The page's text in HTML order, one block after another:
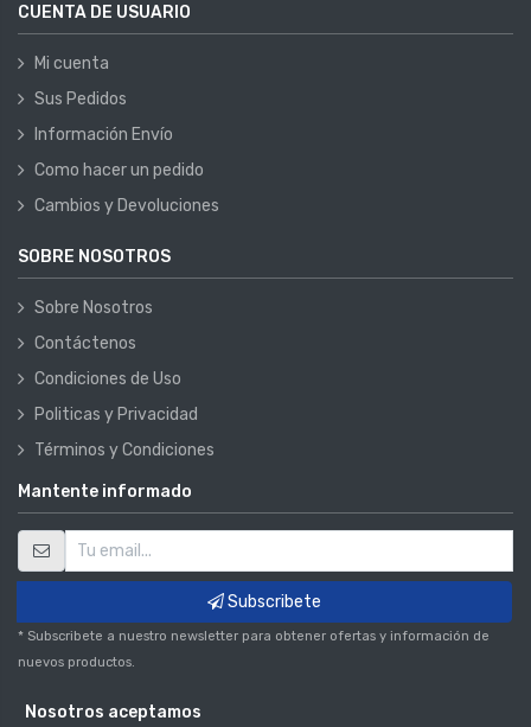
CUENTA DE USUARIO
Mi cuenta
Sus Pedidos
Información Envío
Como hacer un pedido
Cambios y Devoluciones
SOBRE NOSOTROS
Sobre Nosotros
Contáctenos
Condiciones de Uso
Politicas y Privacidad
Términos y Condiciones
Mantente informado
Subscribete
* Subscribete a nuestro newsletter para obtener ofertas y información de
nuevos productos.
Nosotros aceptamos